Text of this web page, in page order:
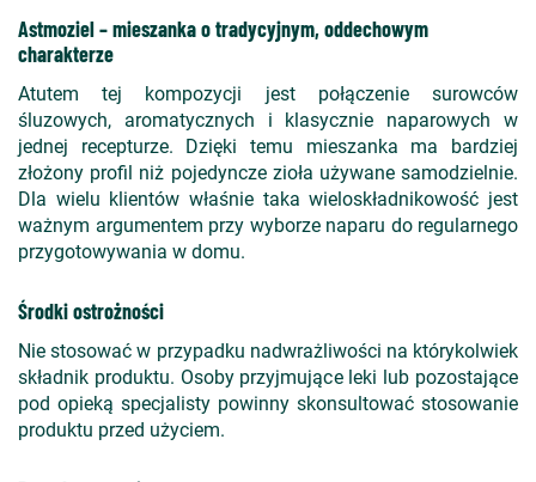
Astmoziel – mieszanka o tradycyjnym, oddechowym
charakterze
Atutem tej kompozycji jest połączenie surowców
śluzowych, aromatycznych i klasycznie naparowych w
jednej recepturze. Dzięki temu mieszanka ma bardziej
złożony profil niż pojedyncze zioła używane samodzielnie.
Dla wielu klientów właśnie taka wieloskładnikowość jest
ważnym argumentem przy wyborze naparu do regularnego
przygotowywania w domu.
Środki ostrożności
Nie stosować w przypadku nadwrażliwości na którykolwiek
składnik produktu. Osoby przyjmujące leki lub pozostające
pod opieką specjalisty powinny skonsultować stosowanie
produktu przed użyciem.